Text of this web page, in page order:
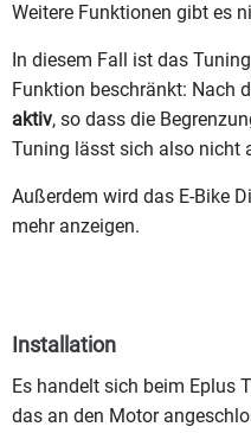
Weitere Funktionen gibt es
In diesem Fall ist das
Funktion beschränkt: Nach
aktiv, so dass die
Tuning lässt sich also nicht
Außerdem wird das E-Bike
mehr anzeigen.
Installation
Es handelt sich beim Eplus
das an den Motor